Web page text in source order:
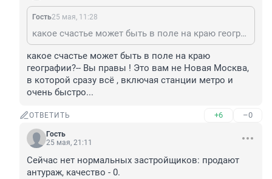
Гость25 мая, 11:28
какое счастье может быть в поле на краю географии?
какое счастье может быть в поле на краю
географии?-- Вы правы ! Это вам не Новая Москва,
в которой сразу всё , включая станции метро и
очень быстро...
ОТВЕТИТЬ +6 –0
Гость
25 мая, 21:11
Сейчас нет нормальных застройщиков: продают
антураж, качество - 0.